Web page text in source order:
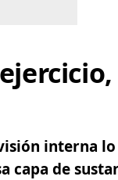
interna
capa de